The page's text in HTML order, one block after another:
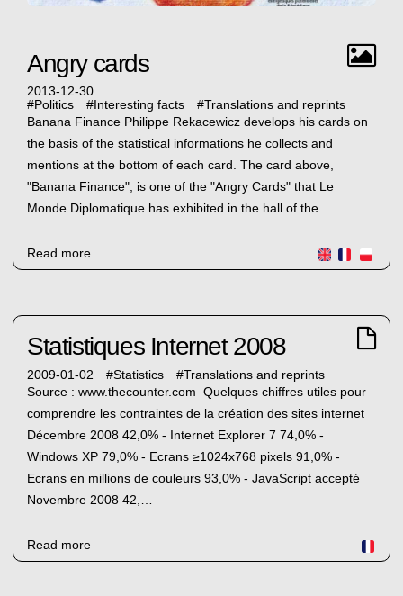
Angry cards
2013-12-30
#Politics # Interesting facts #Translations and reprints
Banana Finance Philippe Rekacewicz develops his cards on
the basis of the statistical informations he collects and
mentions at the bottom of each card. The card above,
"Banana Finance", is one of the "Angry Cards" that Le
Monde Diplomatique has exhibited in the hall of the…
Read more
Statistiques Internet 2008
2009-01-02 #Statistics #Translations and reprints
Source : www.thecounter.com Quelques chiffres utiles pour
comprendre les contraintes de la création des sites internet
Décembre 2008 42,0% - Internet Explorer 7 74,0% -
Windows XP 79,0% - Ecrans ≥1024x768 pixels 91,0% -
Ecrans en millions de couleurs 93,0% - JavaScript accepté
Novembre 2008 42,…
Read more